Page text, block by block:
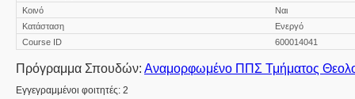
Κοινό
Ναι
Κατάσταση
Ενεργό
Course ID
600014041
Πρόγραμμα Σπουδών: Αναμορφωμένο ΠΠΣ Τμήματος
Εγγεγραμμένοι φοιτητές: 2